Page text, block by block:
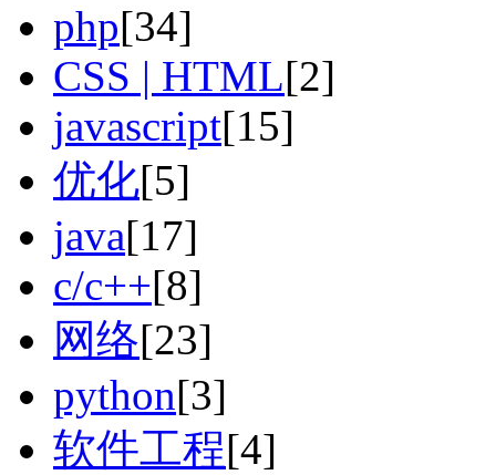
php[34]
CSS | HTML[2]
javascript[15]
优化[5]
java[17]
c/c++[8]
网络[23]
python[3]
软件工程[4]